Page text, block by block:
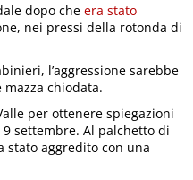
dopo cheera stato
nei pressi della rotonda di
l’aggressione sarebbe
chiodata.
per ottenere spiegazioni
settembre. Al palchetto di
stato aggredito con una